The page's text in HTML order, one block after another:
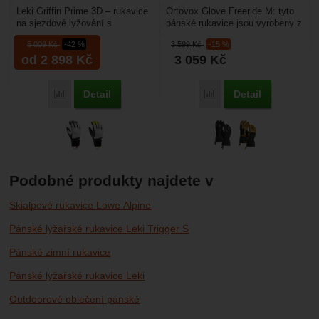
5 009Kč -42 %
od 2 898 Kč
Porovnat
Detail
Leki Griffin Prime 3D – rukavice
na sjezdové lyžování s
vyztuženým hřbetem ruky proti
nárazům a chrániči...
3 599Kč -15 %
3 059 Kč
Porovnat
Detail
Ortovox Glove Freeride M: tyto
pánské rukavice jsou vyrobeny z
zajistí dokonalou...
Podobné produkty najdete v
Skialpové rukavice Lowe Alpine
Pánské lyžařské rukavice Leki Trigger S
Pánské zimní rukavice
Pánské lyžařské rukavice Leki
Outdoorové oblečení pánské